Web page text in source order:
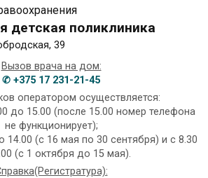
детская поликлиника
39
Вызов врача на дом:
✆ +375 17 231-21-45
оператором осуществляется:
до 15.00 (после 15.00 номер телефона
не функционирует);
14.00 (с 16 мая по 30 сентября) и с 8.30
(с 1 октября до 15 мая).